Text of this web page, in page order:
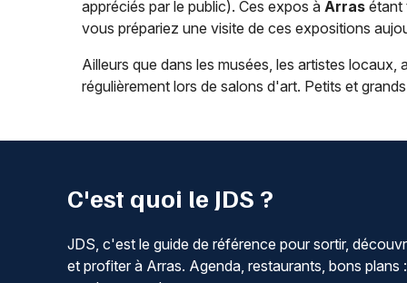
appréciés par le public). Ces expos à Arras étant
vous prépariez une visite de ces expositions
Ailleurs que dans les musées, les artistes
régulièrement lors de salons d'art. Petits et
C'est quoi le JDS ?
JDS, c'est le guide de référence pour sortir,
et profiter à Arras. Agenda, restaurants, bons plans :